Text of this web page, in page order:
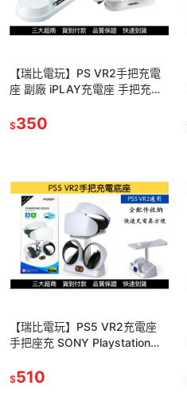
【瑞比電玩】PS VR2手把充電
座 副廠 iPLAY充電座 手把充電
$350
【瑞比電玩】PS5 VR2充電座
手把座充 SONY Playstation
$510